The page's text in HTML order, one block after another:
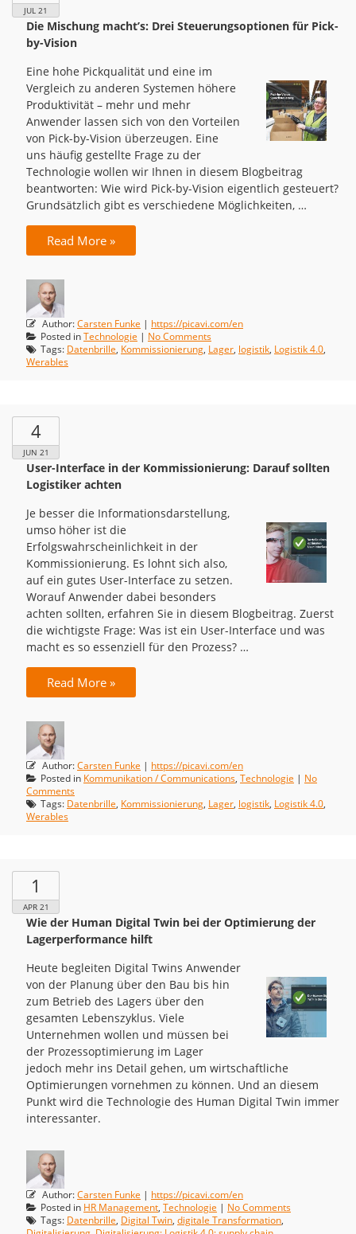
JUL 21
Die Mischung macht’s: Drei Steuerungsoptionen für Pick-
by-Vision
Eine hohe Pickqualität und eine im
Vergleich zu anderen Systemen höhere
Produktivität – mehr und mehr
Anwender lassen sich von den Vorteilen
von Pick-by-Vision überzeugen. Eine
uns häufig gestellte Frage zu der
Technologie wollen wir Ihnen in diesem Blogbeitrag
beantworten: Wie wird Pick-by-Vision eigentlich gesteuert?
Grundsätzlich gibt es verschiedene Möglichkeiten, …
Read More »
Author:Carsten Funke | https://picavi.com/en
Posted inTechnologie | No Comments
Tags: Datenbrille, Kommissionierung, Lager, logistik, Logistik 4.0,
Werables
4
JUN 21
User-Interface in der Kommissionierung: Darauf sollten
Logistiker achten
Je besser die Informationsdarstellung,
umso höher ist die
Erfolgswahrscheinlichkeit in der
Kommissionierung. Es lohnt sich also,
auf ein gutes User-Interface zu setzen.
Worauf Anwender dabei besonders
achten sollten, erfahren Sie in diesem Blogbeitrag. Zuerst
die wichtigste Frage: Was ist ein User-Interface und was
macht es so essenziell für den Prozess? …
Read More »
Author:Carsten Funke | https://picavi.com/en
Posted in Kommunikation / Communications, Technologie | No
Comments
Tags: Datenbrille, Kommissionierung, Lager, logistik, Logistik 4.0,
Werables
1
APR 21
Wie der Human Digital Twin bei der Optimierung der
Lagerperformance hilft
Heute begleiten Digital Twins Anwender
von der Planung über den Bau bis hin
zum Betrieb des Lagers über den
gesamten Lebenszyklus. Viele
Unternehmen wollen und müssen bei
der Prozessoptimierung im Lager
jedoch mehr ins Detail gehen, um wirtschaftliche
Optimierungen vornehmen zu können. Und an diesem
Punkt wird die Technologie des Human Digital Twin immer
interessanter.
Author:Carsten Funke | https://picavi.com/en
Posted in HR Management, Technologie | No Comments
Tags: Datenbrille, Digital Twin, digitale Transformation,